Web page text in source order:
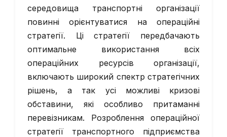
середовища транспортні організації
повинні орієнтуватися на операційні
стратегії. Ці стратегії передбачають
оптимальне використання всіх
операційних ресурсів організації,
включають широкий спектр стратегічних
рішень, а так усі можливі кризові
обставини, які особливо притаманні
перевізникам. Розроблення операційної
стратегії транспортного підприємства